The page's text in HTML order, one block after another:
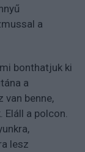
a
bonthatjuk ki
a
van benne,
a polcon.
lesz